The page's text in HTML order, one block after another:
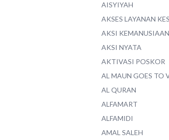
AISYIYAH
AKSES LAYANAN
AKSI KEMANUSIAAN
AKSI NYATA
AKTIVASI POSKOR
AL MAUN GOES TO
AL QURAN
ALFAMART
ALFAMIDI
AMAL SALEH